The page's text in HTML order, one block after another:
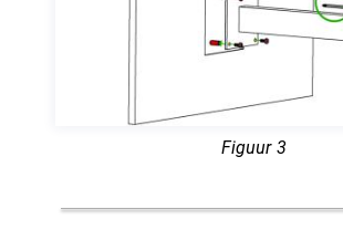
Figuur 3